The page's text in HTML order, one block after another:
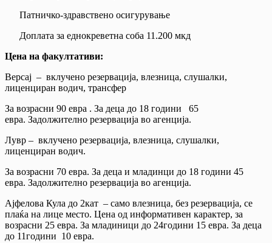
Патничко-здравствено осигурување
Доплата за еднокреветна соба 11.200 мкд
Цена на факултативи:
Версај – вклучено резервација, влезница, слушалки,
лиценциран водич, трансфер
За возрасни 90 евра . За деца до 18 години 65
евра. Задолжително резервација во агенција.
Лувр – вклучено резервација, влезница, слушалки,
лиценциран водич.
За возрасни 70 евра. За деца и младинци до 18 години 45
евра. Задолжително резервација во агенција.
Ајфелова Кула до 2кат – само влезница, без резервација, се
плаќа на лице место. Цена од информативен карактер, за
возрасни 25 евра. За младиници до 24години 15 евра. За деца
до 11години 10 евра.